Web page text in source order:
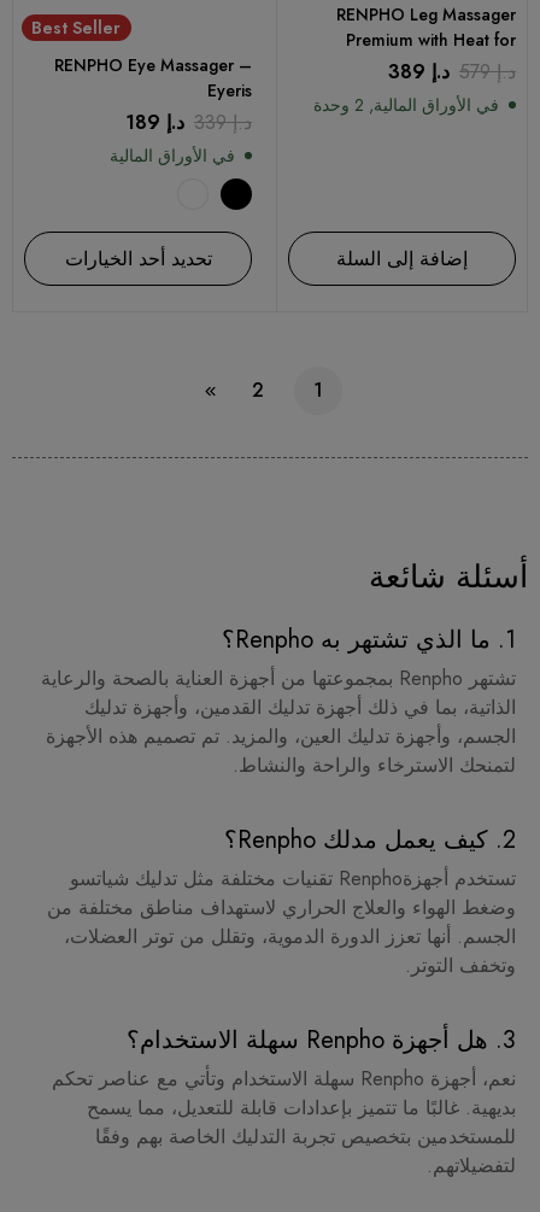
RENPHO Leg Massager
Premium with Heat for
Circulation for Calf Thigh
and Foot Massage with 6
Modes 3 Intensities 2 Heat
د.إ579 د.إ
في الأوراق المالية, 2 وحدة
إضافة إلى السلة
Best Seller
RENPHO Eye Massager –
Eyeris
د.إ339 د.إ
في الأوراق المالية
تحديد أحد الخيارات
1
2
أسئلة شائعة
1. ما الذي تشتهر به Renpho؟
تشتهر Renpho بمجموعتها من أجهزة العناية بالصحة والرعاية
الذاتية، بما في ذلك أجهزة تدليك القدمين، وأجهزة تدليك
الجسم، وأجهزة تدليك العين، والمزيد. تم تصميم هذه الأجهزة
لتمنحك الاسترخاء والراحة والنشاط.
2. كيف يعمل مدلك Renpho؟
تستخدم أجهزةRenpho تقنيات مختلفة مثل تدليك شياتسو
وضغط الهواء والعلاج الحراري لاستهداف مناطق مختلفة من
الجسم. أنها تعزز الدورة الدموية، وتقلل من توتر العضلات،
وتخفف التوتر.
3. هل أجهزة Renpho سهلة الاستخدام؟
نعم، أجهزة Renpho سهلة الاستخدام وتأتي مع عناصر تحكم
بديهية. غالبًا ما تتميز بإعدادات قابلة للتعديل، مما يسمح
للمستخدمين بتخصيص تجربة التدليك الخاصة بهم وفقًا
لتفضيلاتهم.